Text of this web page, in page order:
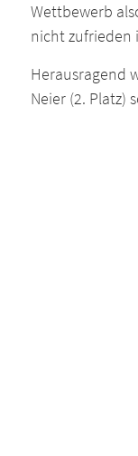
Wettbewerb
nicht zufrieden
Herausragend
Neier (2. Platz)